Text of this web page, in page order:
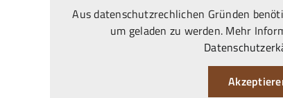
Aus datenschutzrechlichen Gründen
um geladen zu werden. Mehr